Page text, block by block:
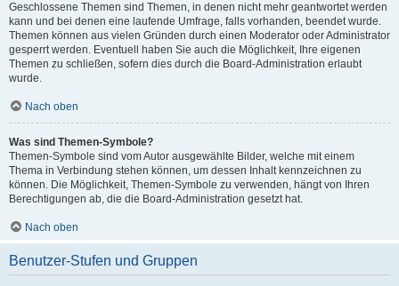
Geschlossene Themen sind Themen, in denen nicht mehr geantwortet werden
kann und bei denen eine laufende Umfrage, falls vorhanden, beendet wurde.
Themen können aus vielen Gründen durch einen Moderator oder Administrator
gesperrt werden. Eventuell haben Sie auch die Möglichkeit, Ihre eigenen
Themen zu schließen, sofern dies durch die Board-Administration erlaubt
wurde.
Nach oben
Was sind Themen-Symbole?
Themen-Symbole sind vom Autor ausgewählte Bilder, welche mit einem
Thema in Verbindung stehen können, um dessen Inhalt kennzeichnen zu
können. Die Möglichkeit, Themen-Symbole zu verwenden, hängt von Ihren
Berechtigungen ab, die die Board-Administration gesetzt hat.
Nach oben
Benutzer-Stufen und Gruppen